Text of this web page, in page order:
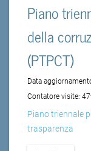
Piano
della
(PTPCT)
Data
Contatore visite:
Piano triennale
trasparenza